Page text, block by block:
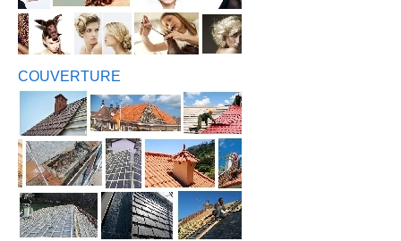
COUVERTURE